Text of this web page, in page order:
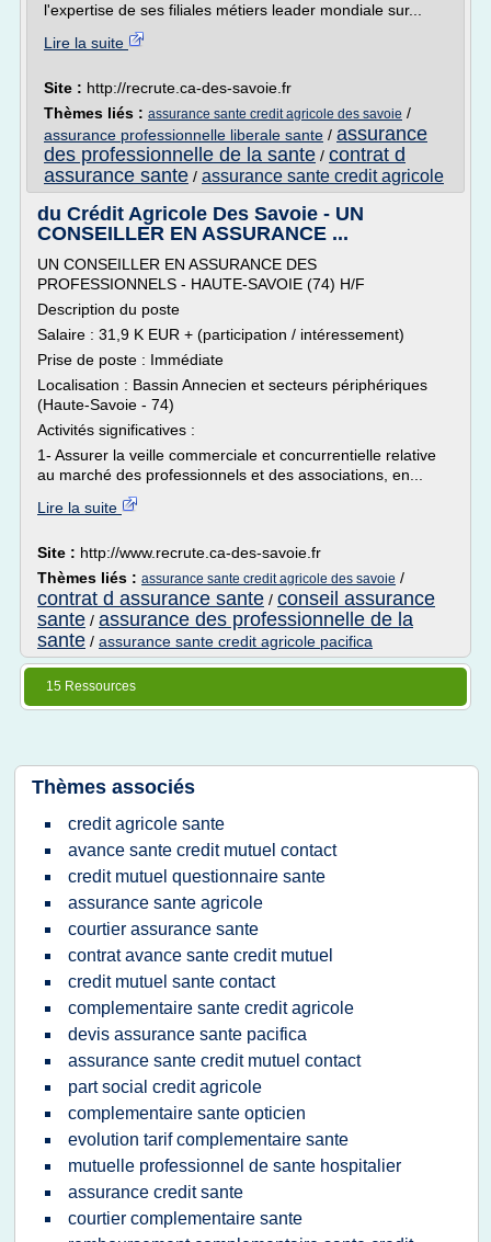
l'expertise de ses filiales métiers leader mondiale sur...
Lire la suite
Site : http://recrute.ca-des-savoie.fr
Thèmes liés : assurance sante credit agricole des savoie /
assurance professionnelle liberale sante / assurance
des professionnelle de la sante / contrat d
assurance sante / assurance sante credit agricole
du Crédit Agricole Des Savoie - UN
CONSEILLER EN ASSURANCE ...
UN CONSEILLER EN ASSURANCE DES
PROFESSIONNELS - HAUTE-SAVOIE (74) H/F
Description du poste
Salaire : 31,9 K EUR + (participation / intéressement)
Prise de poste : Immédiate
Localisation : Bassin Annecien et secteurs périphériques
(Haute-Savoie - 74)
Activités significatives :
1- Assurer la veille commerciale et concurrentielle relative
au marché des professionnels et des associations, en...
Lire la suite
Site : http://www.recrute.ca-des-savoie.fr
Thèmes liés : assurance sante credit agricole des savoie /
contrat d assurance sante / conseil assurance
sante / assurance des professionnelle de la
sante / assurance sante credit agricole pacifica
15 Ressources
Thèmes associés
credit agricole sante
avance sante credit mutuel contact
credit mutuel questionnaire sante
assurance sante agricole
courtier assurance sante
contrat avance sante credit mutuel
credit mutuel sante contact
complementaire sante credit agricole
devis assurance sante pacifica
assurance sante credit mutuel contact
part social credit agricole
complementaire sante opticien
evolution tarif complementaire sante
mutuelle professionnel de sante hospitalier
assurance credit sante
courtier complementaire sante